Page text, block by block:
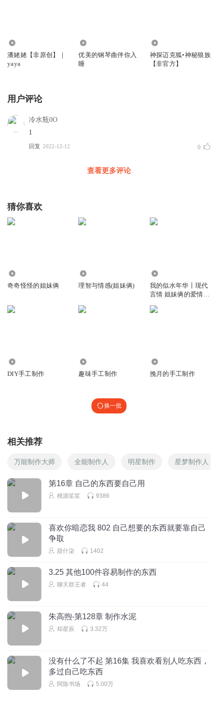
潘姥姥【非原创】｜
yaya
优美的钢琴曲伴你入
睡
神探迈克狐•神秘狼族
【非官方】
用户评论
冷水瓶0O
1
回复 2022-12-12 0
查看更多评论
猜你喜欢
奇奇怪怪的姐妹俩 理智与情感(姐妹俩)
我的似水年华丨现代
言情 姐妹俩的爱情婚
DIY手工制作 趣味手工制作 挽月的手工制作
换一批
相关推荐
万能制作大师 全能制作人 明星制作 星梦制作人
第16章 自己的东西要自己用
桃源笙笙 9386
喜欢你暗恋我 802 自己想要的东西就要靠自己
争取
甜什柒 1402
3.25 其他100件容易制作的东西
聊天群王者 44
朱高煦-第128章 制作水泥
却星辰 3.32万
没有什么了不起 第16集 我喜欢看别人吃东西，
多过自己吃东西
阿陈书场 5.00万